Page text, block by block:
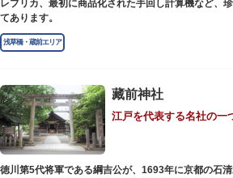
レプリカ、最初に商品化された手回し計算機など、
てあります。
浅草橋・蔵前エリア
藏前神社
江戸を代表する名社の一
徳川第5代将軍である綱吉公が、1693年に京都の石